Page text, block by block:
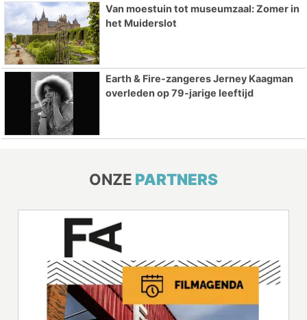
Van moestuin tot museumzaal: Zomer in
het Muiderslot
Earth & Fire-zangeres Jerney Kaagman
overleden op 79-jarige leeftijd
ONZE PARTNERS